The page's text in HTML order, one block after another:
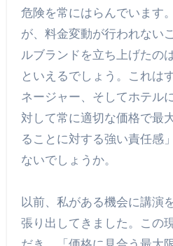
危険を常にはらんでいます
が、料金変動が行われない
ルブランドを立ち上げたの
といえるでしょう。これは
ネージャー、そしてホテル
対して常に適切な価格で最
ることに対する強い責任感
ないでしょうか。
以前、私がある機会に講演
張り出してきました。この